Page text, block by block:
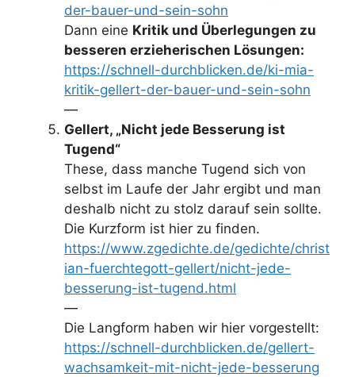
der-bauer-und-sein-sohn
Dann eine Kritik und Überlegungen zu
besseren erzieherischen Lösungen:
https://schnell-durchblicken.de/ki-mia-
kritik-gellert-der-bauer-und-sein-sohn
—
Gellert, „Nicht jede Besserung ist
Tugend“
These, dass manche Tugend sich von
selbst im Laufe der Jahr ergibt und man
deshalb nicht zu stolz darauf sein sollte.
Die Kurzform ist hier zu finden.
https://www.zgedichte.de/gedichte/christ
ian-fuerchtegott-gellert/nicht-jede-
besserung-ist-tugend.html
—
Die Langform haben wir hier vorgestellt:
https://schnell-durchblicken.de/gellert-
wachsamkeit-mit-nicht-jede-besserung